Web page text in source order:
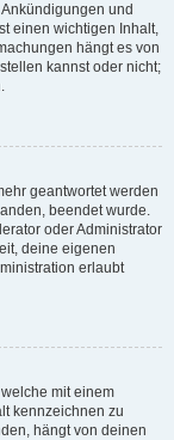
und
einen wichtigen Inhalt,
hängt es von
kannst oder nicht;
geantwortet werden
beendet wurde.
oder Administrator
deine eigenen
erlaubt
mit einem
kennzeichnen zu
hängt von deinen